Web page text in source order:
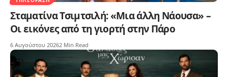
Σταματίνα Τσιμτσιλή: «Μια άλλη Νάουσα» –
Οι εικόνες από τη γιορτή στην Πάρο
6 Αυγούστου 20262 Min Read